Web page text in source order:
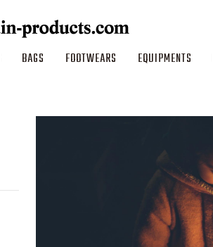
BAGS FOOTWEARS EQUIPMENTS